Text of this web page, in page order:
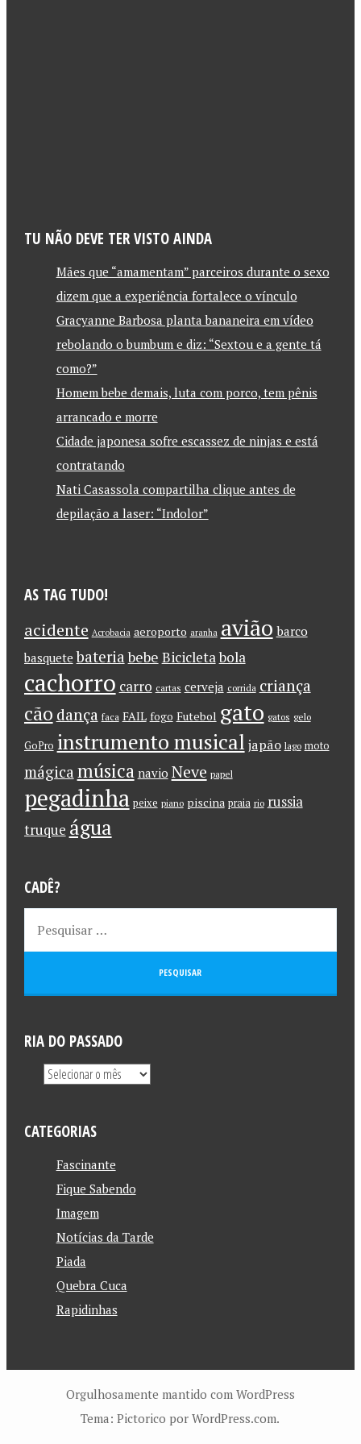
TU NÃO DEVE TER VISTO AINDA
Mães que “amamentam” parceiros durante o sexo
dizem que a experiência fortalece o vínculo
Gracyanne Barbosa planta bananeira em vídeo
rebolando o bumbum e diz: “Sextou e a gente tá
como?”
Homem bebe demais, luta com porco, tem pênis
arrancado e morre
Cidade japonesa sofre escassez de ninjas e está
contratando
Nati Casassola compartilha clique antes de
depilação a laser: “Indolor”
AS TAG TUDO!
acidente Acrobacia aeroporto aranha avião barco
basquete bateriabebe Bicicletabola
cachorro carro cartas cerveja corrida criança
cão dança faca FAIL fogo Futebol gato gatos gelo
GoPro instrumento musical japão lago moto
mágica música navio Neve papel
pegadinha peixe piano piscina praia rio russia
truque água
CADÊ?
RIA DO PASSADO
CATEGORIAS
Fascinante
Fique Sabendo
Imagem
Notícias da Tarde
Piada
Quebra Cuca
Rapidinhas
Orgulhosamente mantido com WordPress
Tema: Pictorico porWordPress.com.